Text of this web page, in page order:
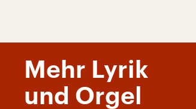
Mehr Lyrik
und Orgel